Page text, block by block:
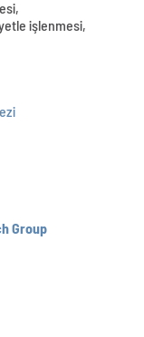
işlenmesi,
Group